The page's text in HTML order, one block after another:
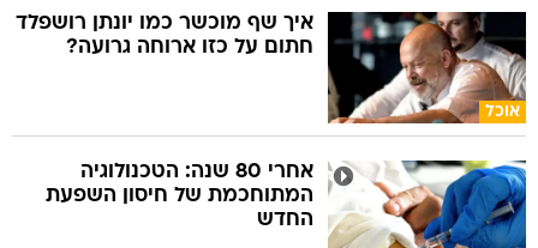
אוכל
איך שף מוכשר כמו יונתן רושפלד
חתום על כזו ארוחה גרועה?
אחרי 80 שנה: הטכנולוגיה
המתוחכמת של חיסון השפעת
החדש